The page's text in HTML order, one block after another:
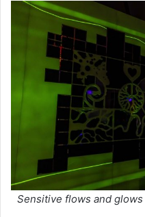
Sensitive flows and glows